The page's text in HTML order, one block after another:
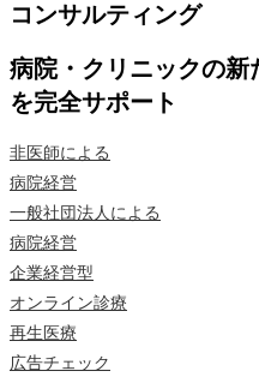
コンサルティング
病院・クリニックの新
を完全サポート
非医師による
病院経営
一般社団法人による
病院経営
企業経営型
オンライン診療
再生医療
広告チェック